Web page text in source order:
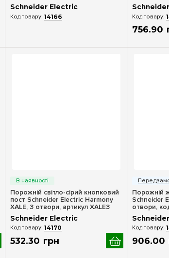
Schneider Electric
14166
756.90
Порожній світло-сірий кнопковий
пост Schneider Electric Harmony
XALE, 3 отвори, артикул XALE3
Schneider Electric
14170
532.30 грн
Порожній
Schneider
отвори,
906.00